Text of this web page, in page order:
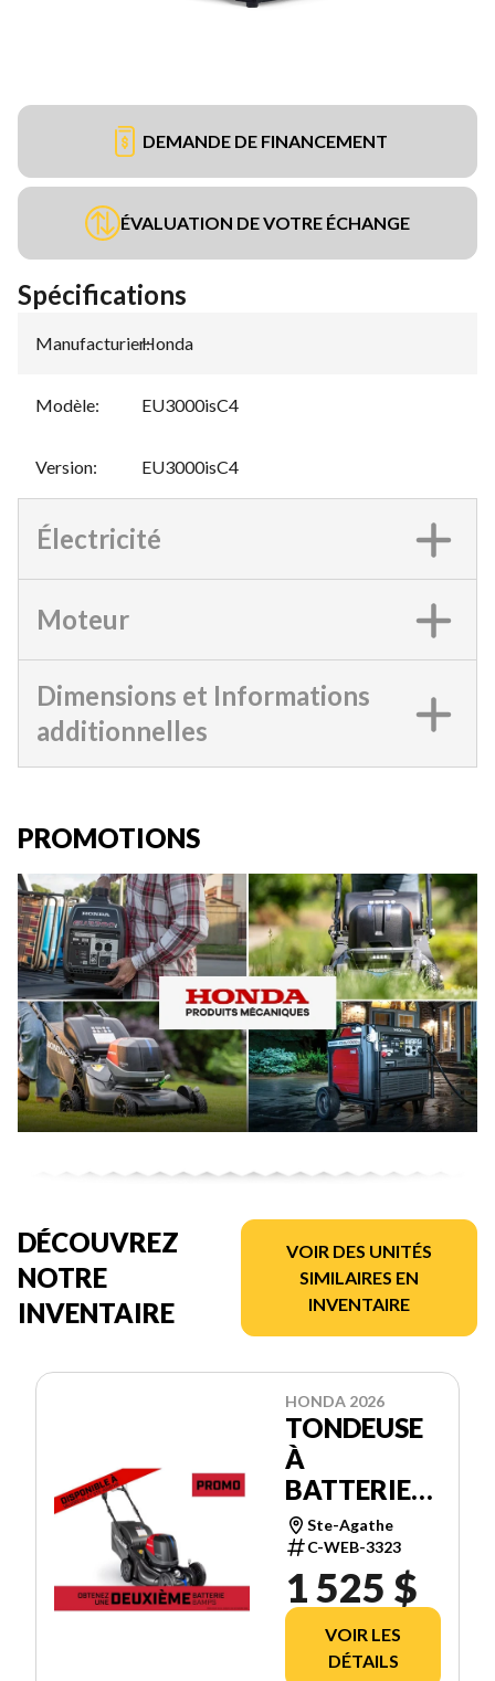
DEMANDE DE FINANCEMENT
ÉVALUATION DE VOTRE ÉCHANGE
Spécifications
Manufacturier:
Honda
Modèle: EU3000isC4
Version: EU3000isC4
Électricité
Moteur
Dimensions et Informations
additionnelles
PROMOTIONS
DÉCOUVREZ
NOTRE
INVENTAIRE
VOIR DES UNITÉS
SIMILAIRES EN
INVENTAIRE
HONDA 2026
TONDEUSE
À
BATTERIES
HRX21BVC4
Ste-Agathe
C-WEB-3323
1 525 $
VOIR LES
DÉTAILS